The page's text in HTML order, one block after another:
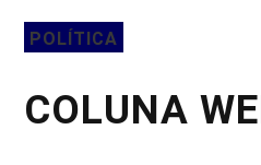
POLÍTICA
COLUNA